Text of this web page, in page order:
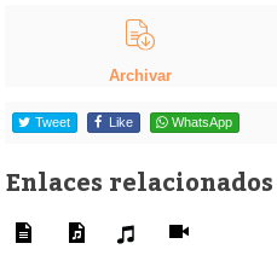
Archivar
Tweet Like WhatsApp
Enlaces relacionados